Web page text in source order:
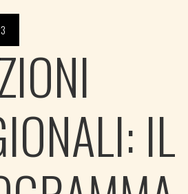
IL